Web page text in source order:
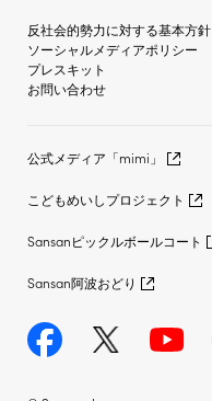
反社会的勢力に対する基本方針
ソーシャルメディアポリシー
プレスキット
お問い合わせ
公式メディア「mimi」
こどもめいしプロジェクト
Sansanピックルボールコート
Sansan阿波おどり